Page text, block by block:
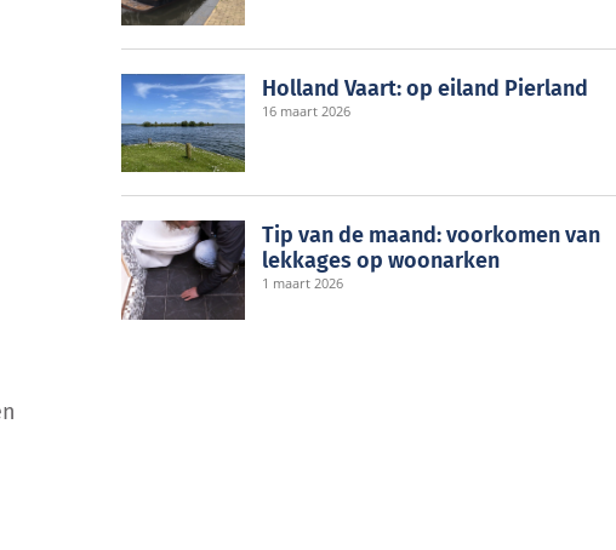
Holland Vaart: op eiland Pierland
16 maart 2026
Tip van de maand: voorkomen van
lekkages op woonarken
1 maart 2026